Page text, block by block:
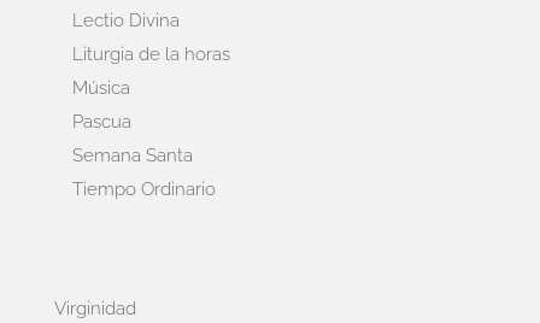
Lectio Divina
Liturgia de la horas
Música
Pascua
Semana Santa
Tiempo Ordinario
Virginidad